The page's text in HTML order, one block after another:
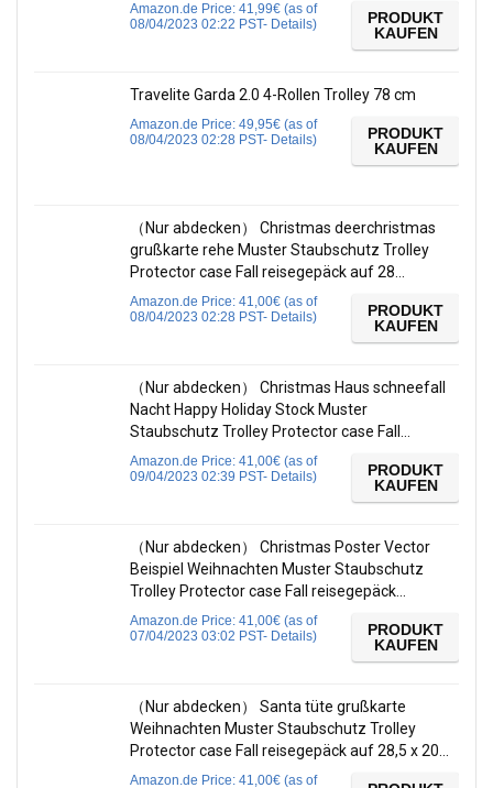
Amazon.de Price: 41,99€ (as of
08/04/2023 02:22 PST- Details)
PRODUKT
KAUFEN
Travelite Garda 2.0 4-Rollen Trolley 78 cm
Amazon.de Price: 49,95€ (as of
08/04/2023 02:28 PST- Details)
PRODUKT
KAUFEN
（Nur abdecken） Christmas deerchristmas
grußkarte rehe Muster Staubschutz Trolley
Protector case Fall reisegepäck auf 28…
Amazon.de Price: 41,00€ (as of
08/04/2023 02:28 PST- Details)
PRODUKT
KAUFEN
（Nur abdecken） Christmas Haus schneefall
Nacht Happy Holiday Stock Muster
Staubschutz Trolley Protector case Fall…
Amazon.de Price: 41,00€ (as of
09/04/2023 02:39 PST- Details)
PRODUKT
KAUFEN
（Nur abdecken） Christmas Poster Vector
Beispiel Weihnachten Muster Staubschutz
Trolley Protector case Fall reisegepäck…
Amazon.de Price: 41,00€ (as of
07/04/2023 03:02 PST- Details)
PRODUKT
KAUFEN
（Nur abdecken） Santa tüte grußkarte
Weihnachten Muster Staubschutz Trolley
Protector case Fall reisegepäck auf 28,5 x 20…
Amazon.de Price: 41,00€ (as of